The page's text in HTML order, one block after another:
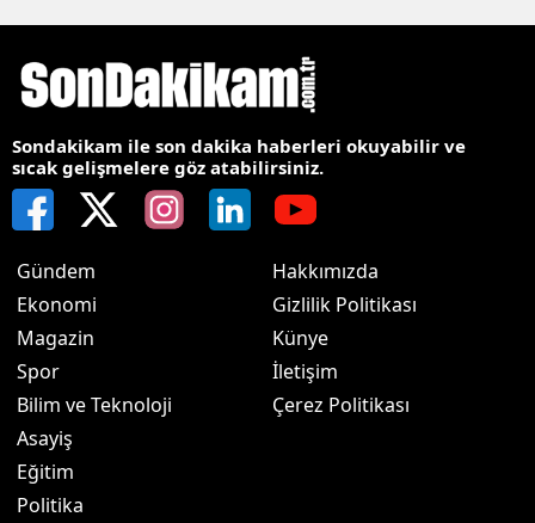
Sondakikam ile son dakika haberleri okuyabilir ve
sıcak gelişmelere göz atabilirsiniz.
Gündem
Ekonomi
Magazin
Spor
Bilim ve Teknoloji
Asayiş
Eğitim
Politika
Hakkımızda
Gizlilik Politikası
Künye
İletişim
Çerez Politikası